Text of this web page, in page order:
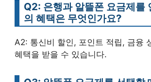
Q2: 은행과 알뜰폰 요금제를
의 혜택은 무엇인가요?
A2: 통신비 할인, 포인트 적립, 금융
혜택을 받을 수 있습니다.